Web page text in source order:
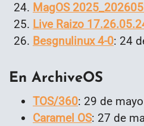
MagOS
Live Raizo
Besgnulinux 4-0: 24
En ArchiveOS
TOS/360: 29 de
Caramel OS: 27 de